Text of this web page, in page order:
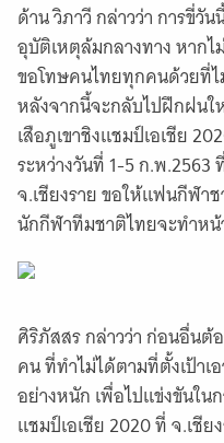
ด้าน วิภาวี กล่าวว่า การขี่วั
อุบัติเหตุล้มกลางทาง หากไ
ขอโทษคนไทยทุกคนด้วยที่
หลังจากนี้จะกลับไปฝึกฝนใ
เสือภูเขาชิงแชมป์เอเชีย
ระหว่างวันที่ 1-5 ก.พ.2563
จ.เชียงราย ขอให้แฟนกีฬา
นักกีฬาทีมชาติไทยจะทำห
ศิริภัสสร กล่าวว่า ก่อนอื่น
คน ที่ทำไม่ได้ตามที่ตั้งเป้า
อย่างหนัก เพื่อไปแข่งขันใน
แชมป์เอเชีย 2020 ที่ จ.เชีย